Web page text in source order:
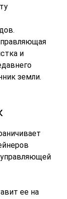
и
земли.
ее на